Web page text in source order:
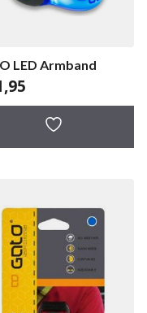
LED Armband